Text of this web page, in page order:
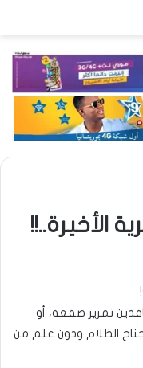
الأخيرة..!!
تمرير صفعة، أو
الظلام ودون علم من